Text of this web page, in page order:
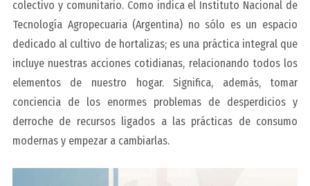
colectivo y comunitario. Como indica el Instituto Nacional de
Tecnología Agropecuaria (Argentina) no sólo es un espacio
dedicado al cultivo de hortalizas; es una práctica integral que
incluye nuestras acciones cotidianas, relacionando todos los
elementos de nuestro hogar. Significa, además, tomar
conciencia de los enormes problemas de desperdicios y
derroche de recursos ligados a las prácticas de consumo
modernas y empezar a cambiarlas.